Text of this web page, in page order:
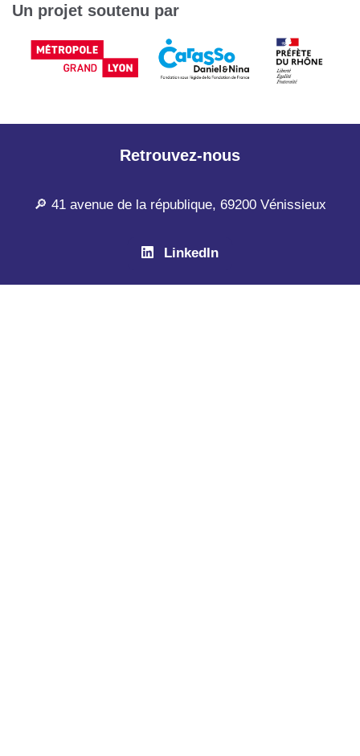
Un projet soutenu par
Retrouvez-nous
🔎 41 avenue de la république, 69200 Vénissieux
LinkedIn